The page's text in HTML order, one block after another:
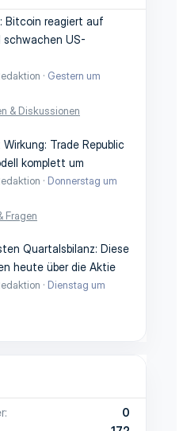
Bitcoin reagiert auf
US-
Gestern um
& Diskussionen
Trade Republic
komplett um
Donnerstag um
Fragen
Quartalsbilanz: Diese
heute über die Aktie
Dienstag um
0